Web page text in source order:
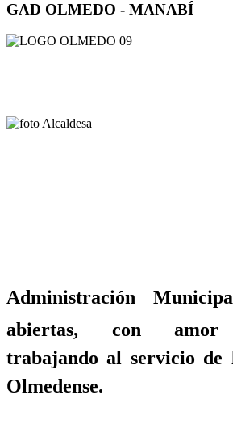
GAD OLMEDO - MANABÍ
Administración
abiertas, con amor
trabajando al servicio de
Olmedense.